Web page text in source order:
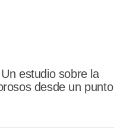
estudio sobre la
desde un punto